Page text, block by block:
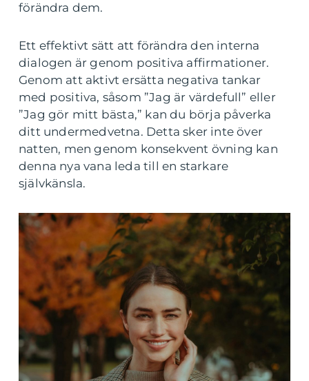
förändra dem.
Ett effektivt sätt att förändra den interna
dialogen är genom positiva affirmationer.
Genom att aktivt ersätta negativa tankar
med positiva, såsom ”Jag är värdefull” eller
”Jag gör mitt bästa,” kan du börja påverka
ditt undermedvetna. Detta sker inte över
natten, men genom konsekvent övning kan
denna nya vana leda till en starkare
självkänsla.